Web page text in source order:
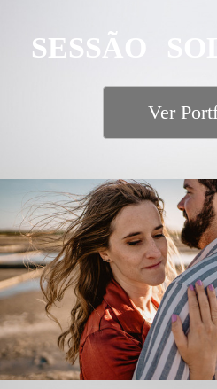
SESSÃO
Ver